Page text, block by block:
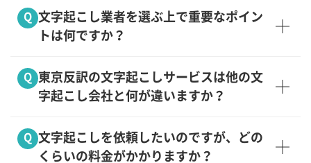
Q 文字起こし業者を選ぶ上で重要なポイン
トは何ですか？
Q
東京反訳の文字起こしサービスは他の文
字起こし会社と何が違いますか？
Q 文字起こしを依頼したいのですが、どの
くらいの料金がかかりますか？